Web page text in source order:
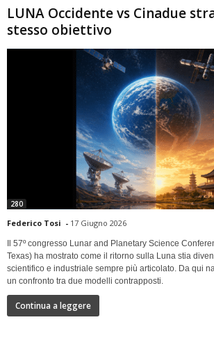
LUNA Occidente vs Cinadue
stesso obiettivo
280
Federico Tosi - 17 Giugno 2026
Il 57º congresso Lunar and Planetary Science
Texas) ha mostrato come il ritorno sulla Luna stia
scientifico e industriale sempre più articolato. Da qui
un confronto tra due modelli contrapposti.
Continua a leggere